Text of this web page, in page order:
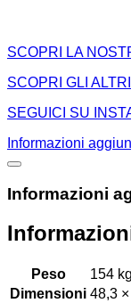
SCOPRI LA
SCOPRI GLI
SEGUICI SU
Informazioni
Informazioni
Peso
154 kg
Dimensioni 48,3